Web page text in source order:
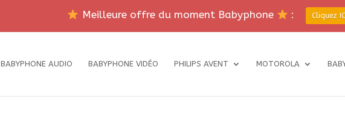
BABYPHONE AUDIO BABYPHONE VIDÉO PHILIPS AVENT MOTOROLA
Meilleure offre du moment Babyphone : Cliquez